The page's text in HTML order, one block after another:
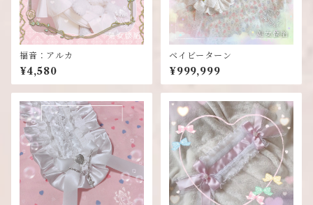
福音：アルカ
¥4,580
ベイビーターン
¥999,999